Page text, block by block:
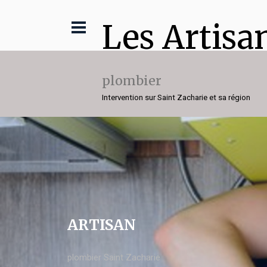
Les
plombier
Intervention sur Saint Zacharie et sa région
ARTISAN
plombier Saint Zacharie